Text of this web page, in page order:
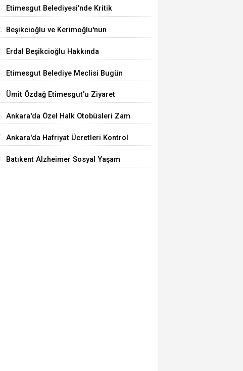
Etimesgut Belediyesi'nde Kritik
Beşikcioğlu ve Kerimoğlu'nun
Erdal Beşikcioğlu Hakkında
Etimesgut Belediye Meclisi Bugün
Ümit Özdağ Etimesgut'u Ziyaret
Ankara'da Özel Halk Otobüsleri Zam
Ankara'da Hafriyat Ücretleri Kontrol
Batıkent Alzheimer Sosyal Yaşam